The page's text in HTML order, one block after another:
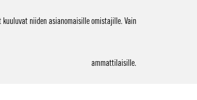
niiden asianomaisille omistajille. Vain
ammattilaisille.